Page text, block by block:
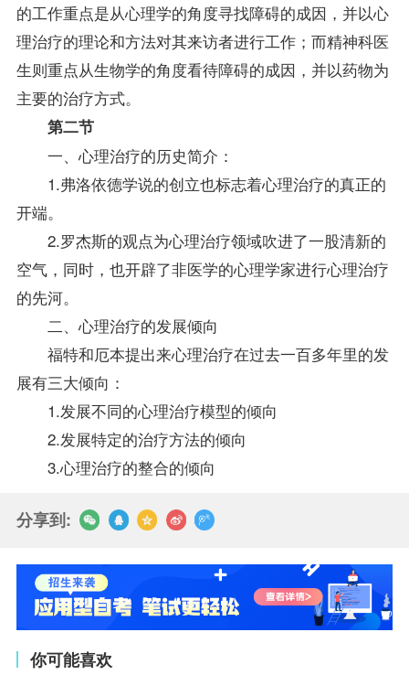
的工作重点是从心理学的角度寻找障碍的成因，并以心
理治疗的理论和方法对其来访者进行工作；而精神科医
生则重点从生物学的角度看待障碍的成因，并以药物为
主要的治疗方式。
第二节
一、心理治疗的历史简介：
1.弗洛依德学说的创立也标志着心理治疗的真正的
开端。
2.罗杰斯的观点为心理治疗领域吹进了一股清新的
空气，同时，也开辟了非医学的心理学家进行心理治疗
的先河。
二、心理治疗的发展倾向
福特和厄本提出来心理治疗在过去一百多年里的发
展有三大倾向：
1.发展不同的心理治疗模型的倾向
2.发展特定的治疗方法的倾向
3.心理治疗的整合的倾向
分享到:
你可能喜欢